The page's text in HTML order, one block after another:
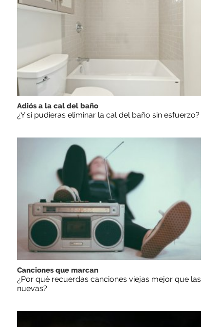
Adiós a la cal del baño
¿Y si pudieras eliminar la cal del baño sin esfuerzo?
Canciones que marcan
¿Por qué recuerdas canciones viejas mejor que las
nuevas?